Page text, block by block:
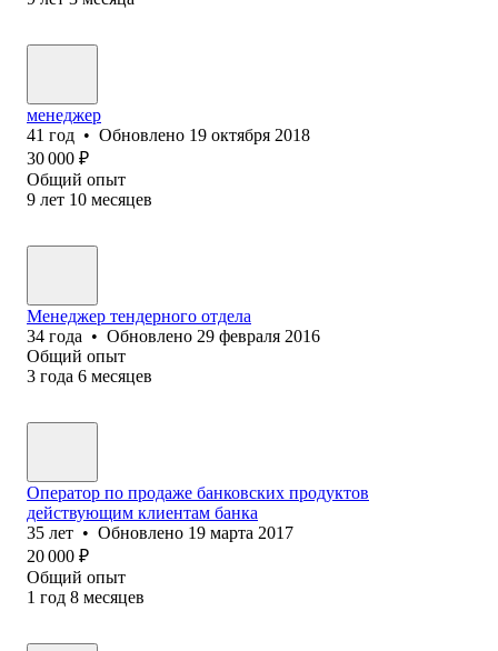
менеджер
41 год • Обновлено 19 октября 2018
30 000 ₽
Общий опыт
9 лет 10 месяцев
Менеджер тендерного отдела
34 года • Обновлено 29 февраля 2016
Общий опыт
3 года 6 месяцев
Оператор по продаже банковских продуктов
действующим клиентам банка
35 лет • Обновлено 19 марта 2017
20 000 ₽
Общий опыт
1 год 8 месяцев